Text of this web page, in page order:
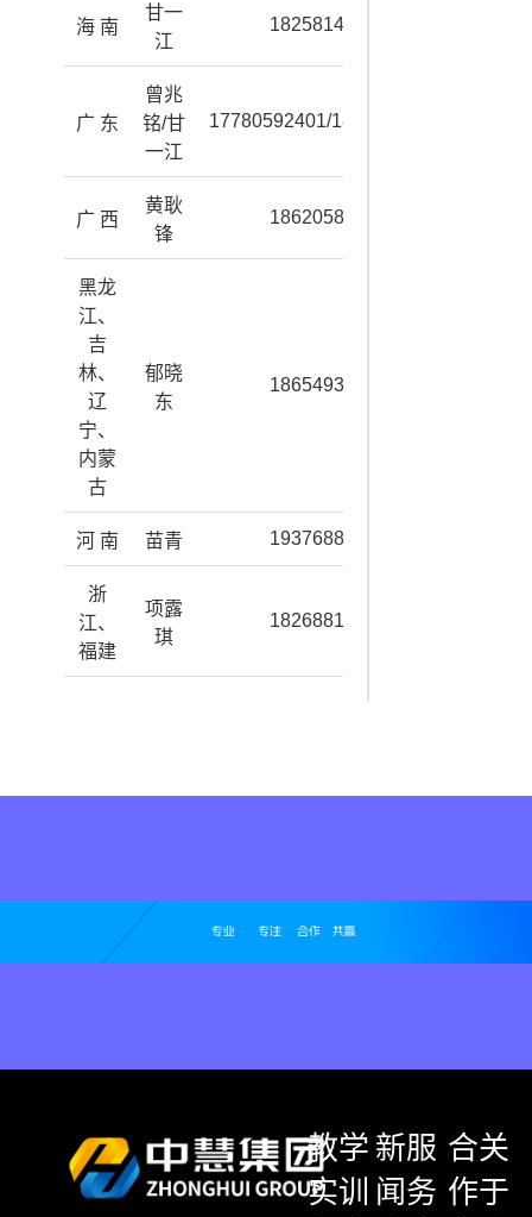
海 南
甘一
江
18258147550
广 东
曾兆
铭/甘
一江
17780592401/18258147550
广 西
黄耿
锋
18620586370
黑龙
江、
吉
林、
辽
宁、
内蒙
古
郁晓
东
18654936008
河 南 苗青 19376888071
浙
江、
福建
项露
琪
18268819525
教学
实训
新
闻
服
务
合
作
关
于